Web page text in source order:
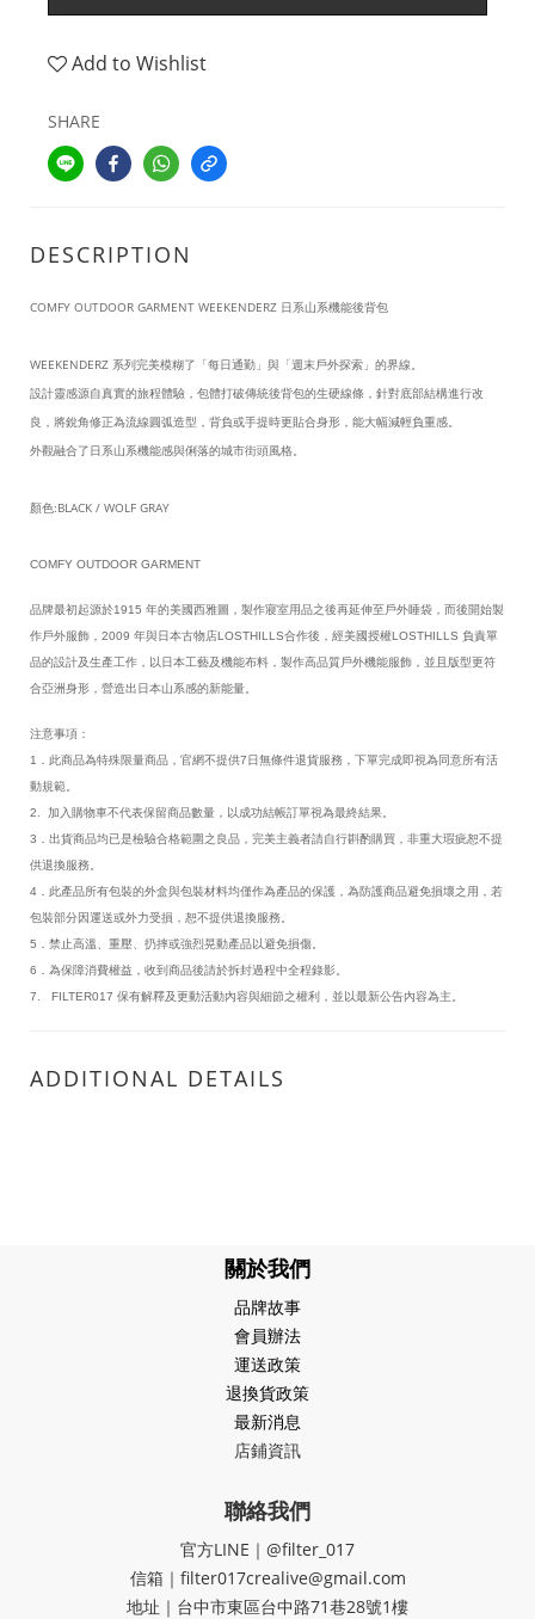
Add to Wishlist
SHARE
DESCRIPTION
COMFY OUTDOOR GARMENT WEEKENDERZ 日系山系機能後背包
WEEKENDERZ 系列完美模糊了「每日通勤」與「週末戶外探索」的界線。
設計靈感源自真實的旅程體驗，包體打破傳統後背包的生硬線條，針對底部結構進行改
良，將銳角修正為流線圓弧造型，背負或手提時更貼合身形，能大幅減輕負重感。
外觀融合了日系山系機能感與俐落的城市街頭風格。
顏色:BLACK / WOLF GRAY
COMFY OUTDOOR GARMENT
品牌最初起源於1915 年的美國西雅圖，製作寢室用品之後再延伸至戶外睡袋，而後開始製
作戶外服飾，2009 年與日本古物店LOSTHILLS合作後，經美國授權LOSTHILLS 負責單
品的設計及生產工作，以日本工藝及機能布料，製作高品質戶外機能服飾，並且版型更符
合亞洲身形，營造出日本山系感的新能量。
注意事項：
1．此商品為特殊限量商品，官網不提供7日無條件退貨服務，下單完成即視為同意所有活
動規範。
2. 加入購物車不代表保留商品數量，以成功結帳訂單視為最終結果。
3．出貨商品均已是檢驗合格範圍之良品，完美主義者請自行斟酌購買，非重大瑕疵恕不提
供退換服務。
4．此產品所有包裝的外盒與包裝材料均僅作為產品的保護，為防護商品避免損壞之用，若
包裝部分因運送或外力受損，恕不提供退換服務。
5．禁止高溫、重壓、扔摔或強烈晃動產品以避免損傷。
6．為保障消費權益，收到商品後請於拆封過程中全程錄影。
7. FILTER017 保有解釋及更動活動內容與細節之權利，並以最新公告內容為主。
ADDITIONAL DETAILS
關於我們
品牌故事
會員辦法
運送政策
退換貨政策
最新消息
店鋪資訊
聯絡我們
官方LINE｜@filter_017
信箱｜filter017crealive@gmail.com
地址｜​台中市東區台中路71巷28號1樓